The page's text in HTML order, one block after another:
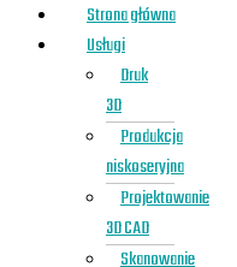
Strona główna
Usługi
Druk
3D
Produkcja
niskoseryjna
Projektowanie
3D CAD
Skanowanie